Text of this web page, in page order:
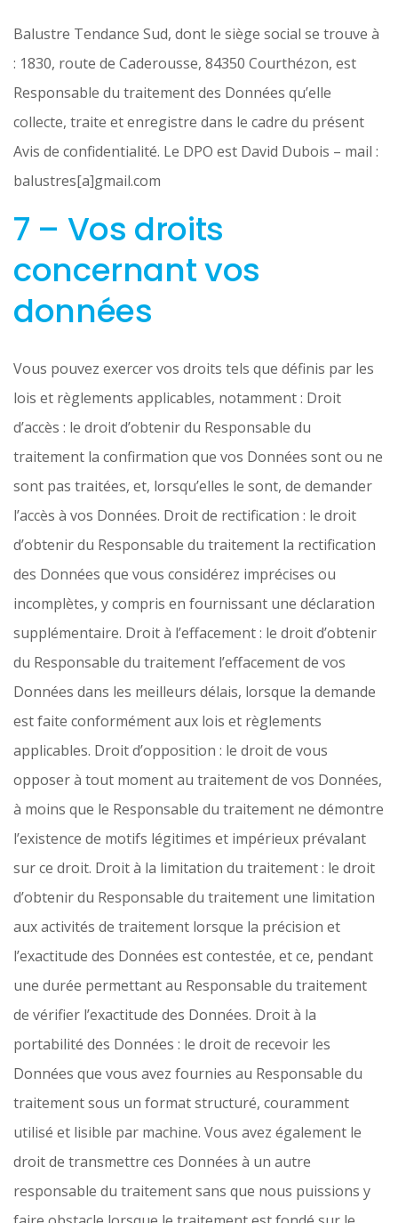
Balustre Tendance Sud, dont le siège social se trouve à
: 1830, route de Caderousse, 84350 Courthézon, est
Responsable du traitement des Données qu’elle
collecte, traite et enregistre dans le cadre du présent
Avis de confidentialité. Le DPO est David Dubois – mail :
balustres[a]gmail.com
7 – Vos droits
concernant vos
données
Vous pouvez exercer vos droits tels que définis par les
lois et règlements applicables, notamment : Droit
d’accès : le droit d’obtenir du Responsable du
traitement la confirmation que vos Données sont ou ne
sont pas traitées, et, lorsqu’elles le sont, de demander
l’accès à vos Données. Droit de rectification : le droit
d’obtenir du Responsable du traitement la rectification
des Données que vous considérez imprécises ou
incomplètes, y compris en fournissant une déclaration
supplémentaire. Droit à l’effacement : le droit d’obtenir
du Responsable du traitement l’effacement de vos
Données dans les meilleurs délais, lorsque la demande
est faite conformément aux lois et règlements
applicables. Droit d’opposition : le droit de vous
opposer à tout moment au traitement de vos Données,
à moins que le Responsable du traitement ne démontre
l’existence de motifs légitimes et impérieux prévalant
sur ce droit. Droit à la limitation du traitement : le droit
d’obtenir du Responsable du traitement une limitation
aux activités de traitement lorsque la précision et
l’exactitude des Données est contestée, et ce, pendant
une durée permettant au Responsable du traitement
de vérifier l’exactitude des Données. Droit à la
portabilité des Données : le droit de recevoir les
Données que vous avez fournies au Responsable du
traitement sous un format structuré, couramment
utilisé et lisible par machine. Vous avez également le
droit de transmettre ces Données à un autre
responsable du traitement sans que nous puissions y